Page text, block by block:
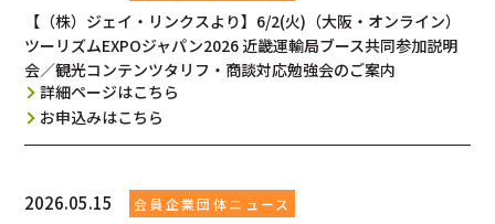
【（株）ジェイ・リンクスより】6/2(火)（大阪・オンライン）
ツーリズムEXPOジャパン2026 近畿運輸局ブース共同参加説明
会／観光コンテンツタリフ・商談対応勉強会のご案内
詳細ページはこちら
お申込みはこちら
2026.05.15